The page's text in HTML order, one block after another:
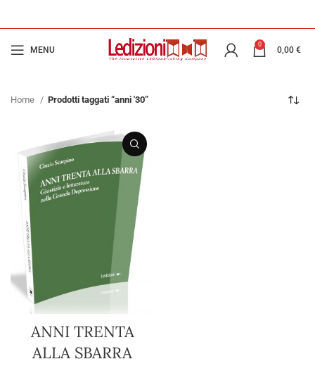
MENU
0
0,00 €
Home Prodotti taggati “anni '30”
ANNI TRENTA
ALLA SBARRA